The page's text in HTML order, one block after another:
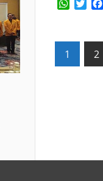
Posts
1 2